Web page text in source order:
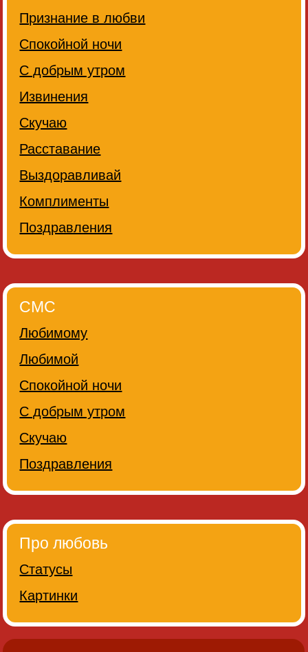
Признание в любви
Спокойной ночи
С добрым утром
Извинения
Скучаю
Расставание
Выздоравливай
Комплименты
Поздравления
СМС
Любимому
Любимой
Спокойной ночи
С добрым утром
Скучаю
Поздравления
Про любовь
Статусы
Картинки